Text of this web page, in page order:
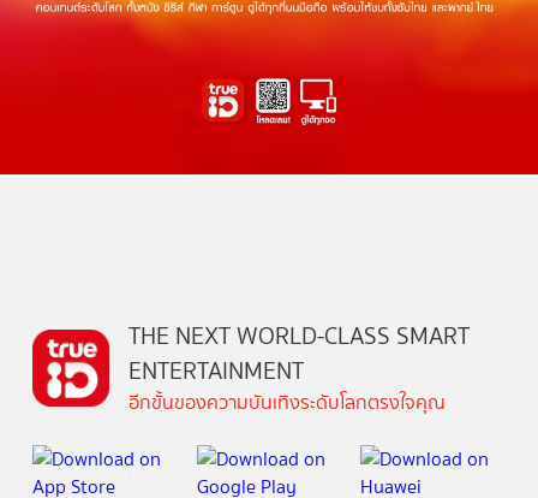
THE NEXT WORLD-CLASS SMART
ENTERTAINMENT
อีกขั้นของความบันเทิงระดับโลกตรงใจคุณ